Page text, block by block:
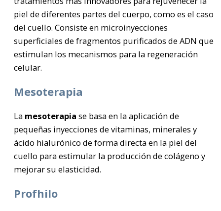
piel de diferentes partes del cuerpo, como es el caso
del cuello. Consiste en microinyecciones
superficiales de fragmentos purificados de ADN que
estimulan los mecanismos para la regeneración
celular.
Mesoterapia
La mesoterapia se basa en la aplicación de
pequeñas inyecciones de vitaminas, minerales y
ácido hialurónico de forma directa en la piel del
cuello para estimular la producción de colágeno y
mejorar su elasticidad.
Profhilo